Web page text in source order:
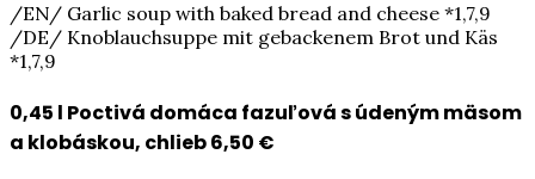
/EN/ Garlic soup with baked bread and cheese *1,7,9
/DE/ Knoblauchsuppe mit gebackenem Brot und Käs
*1,7,9
0,45 l Poctivá domáca fazuľová s údeným mäsom
a klobáskou, chlieb6,50 €